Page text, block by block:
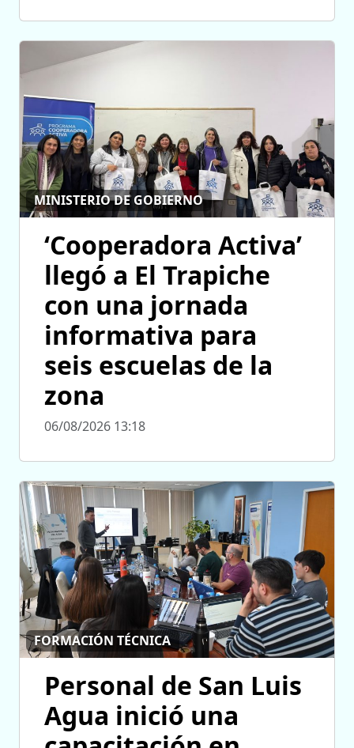
MINISTERIO DE GOBIERNO
‘Cooperadora Activa’
llegó a El Trapiche
con una jornada
informativa para
seis escuelas de la
zona
06/08/2026 13:18
FORMACIÓN TÉCNICA
Personal de San Luis
Agua inició una